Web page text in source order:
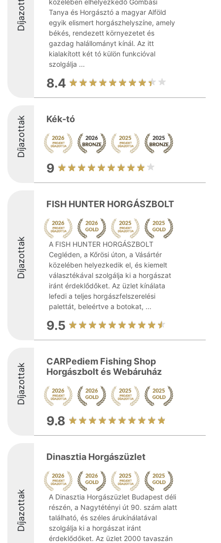
Díjazottak
közelében elhelyezkedő Gombási
Tanya és Horgásztó a magyar Alföld
egyik elismert horgászhelyszíne, amely
békés, rendezett környezetet és
gazdag halállományt kínál. Az itt
kialakított két tó külön funkcióval
szolgálja ...
8.4
Díjazottak Kék-tó
9
Díjazottak
FISH HUNTER HORGÁSZBOLT
A FISH HUNTER HORGÁSZBOLT
Cegléden, a Kőrösi úton, a Vásártér
közelében helyezkedik el, és kiemelt
választékával szolgálja ki a horgászat
iránt érdeklődőket. Az üzlet kínálata
lefedi a teljes horgászfelszerelési
palettát, beleértve a botokat, ...
9.5
Díjazottak
CARPediem Fishing Shop
Horgászbolt és Webáruház
9.8
Díjazottak
Dinasztia Horgászüzlet
A Dinasztia Horgászüzlet Budapest déli
részén, a Nagytétényi út 90. szám alatt
található, és széles árukínálatával
szolgálja ki a horgászat iránt
érdeklődőket. Az üzlet 2000 tavaszán